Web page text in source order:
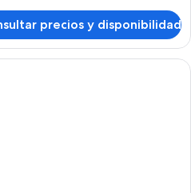
precios y disponibilidad